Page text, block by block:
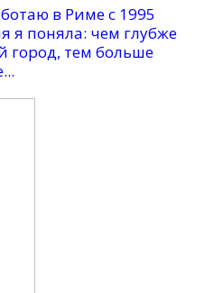
в Риме с 1995
я поняла: чем глубже
город, тем больше